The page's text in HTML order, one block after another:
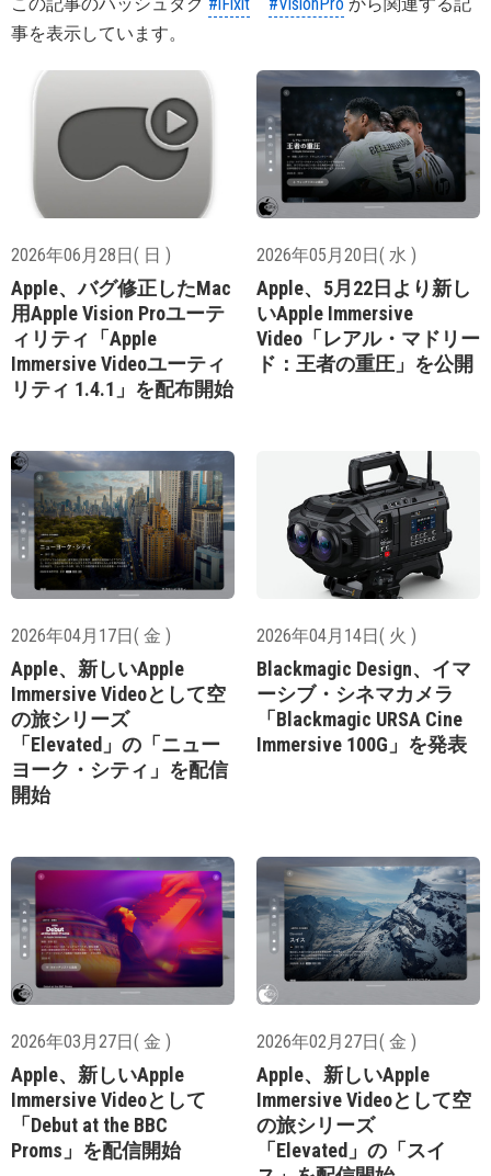
事を表示しています。
2026年06月28日( 日 )
Apple、バグ修正したMac
用Apple Vision Proユーテ
ィリティ「Apple
Immersive Videoユーティ
リティ 1.4.1」を配布開始
2026年05月20日( 水 )
Apple、5月22日より新し
いApple Immersive
Video「レアル・マドリー
ド：王者の重圧」を公開
2026年04月17日( 金 )
Apple、新しいApple
Immersive Videoとして空
の旅シリーズ
「Elevated」の「ニュー
ヨーク・シティ」を配信
開始
2026年04月14日( 火 )
Blackmagic Design、イマ
ーシブ・シネマカメラ
「Blackmagic URSA Cine
Immersive 100G」を発表
2026年03月27日( 金 )
Apple、新しいApple
Immersive Videoとして
「Debut at the BBC
Proms」を配信開始
2026年02月27日( 金 )
Apple、新しいApple
Immersive Videoとして空
の旅シリーズ
「Elevated」の「スイ